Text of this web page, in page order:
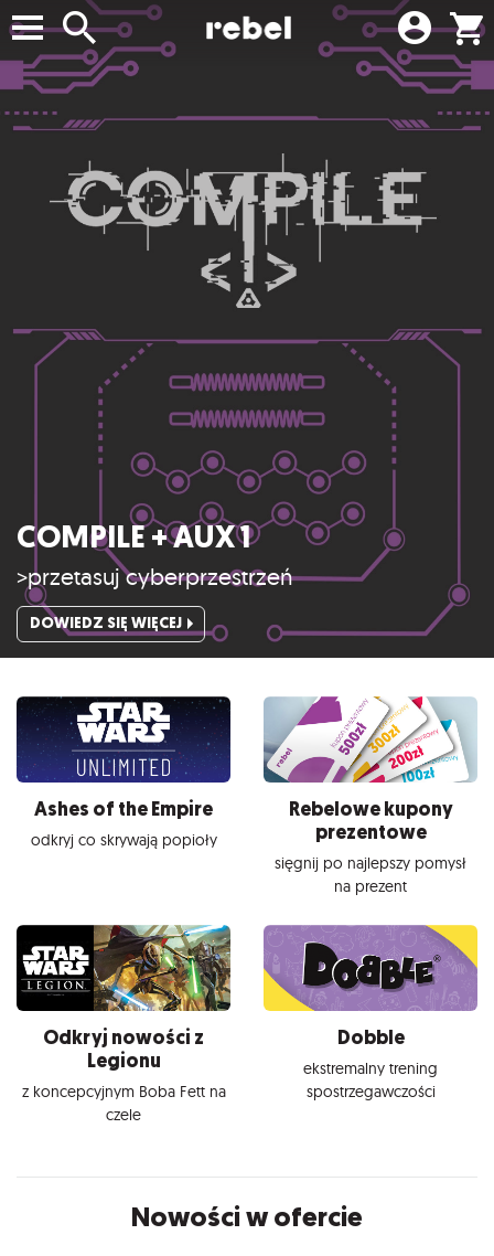
COMPILE + AUX 1
>przetasuj cyberprzestrzeń
DOWIEDZ SIĘ WIĘCEJ
Ashes of the Empire
odkryj co skrywają popioły
Rebelowe kupony
prezentowe
sięgnij po najlepszy pomysł
na prezent
Odkryj nowości z
Legionu
z koncepcyjnym Boba Fett na
czele
Dobble
ekstremalny trening
spostrzegawczości
Nowości w ofercie